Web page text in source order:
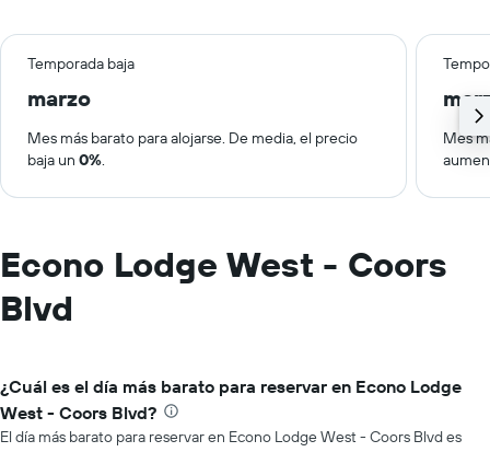
Temporada baja
marzo
Mes más barato para alojarse. De media, el precio
baja un 0%.
Mes
Econo Lodge West - Coors
Blvd
¿Cuál es el día más barato para reservar en Econo Lodge
West - Coors Blvd?
El día más barato para reservar en Econo Lodge West - Coors Blvd es